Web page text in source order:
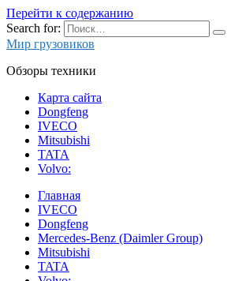
Перейти к содержанию
Search for:
Мир грузовиков
Обзоры техники
Карта сайта
Dongfeng
IVECO
Mitsubishi
TATA
Volvo:
Главная
IVECO
Dongfeng
Mercedes-Benz (Daimler Group)
Mitsubishi
TATA